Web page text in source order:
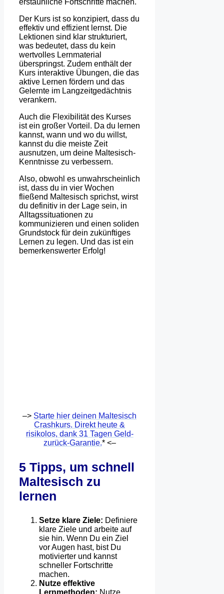
Der Kurs ist so konzipiert, dass du
effektiv und effizient lernst. Die
Lektionen sind klar strukturiert,
was bedeutet, dass du kein
wertvolles Lernmaterial
überspringst. Zudem enthält der
Kurs interaktive Übungen, die das
aktive Lernen fördern und das
Gelernte im Langzeitgedächtnis
verankern.
Auch die Flexibilität des Kurses
ist ein großer Vorteil. Da du lernen
kannst, wann und wo du willst,
kannst du die meiste Zeit
ausnutzen, um deine Maltesisch-
Kenntnisse zu verbessern.
Also, obwohl es unwahrscheinlich
ist, dass du in vier Wochen
fließend Maltesisch sprichst, wirst
du definitiv in der Lage sein, in
Alltagssituationen zu
kommunizieren und einen soliden
Grundstock für dein zukünftiges
Lernen zu legen. Und das ist ein
bemerkenswerter Erfolg!
–> Starte hier deinen Maltesisch
Crashkurs. Direkt heute &
risikolos, dank 31 Tagen Geld-
zurück-Garantie.* <–
5 Tipps, um schnell
Maltesisch zu
lernen
Setze klare Ziele: Definiere
klare Ziele und arbeite auf
sie hin. Wenn Du ein Ziel
vor Augen hast, bist Du
motivierter und kannst
schneller Fortschritte
machen.
Nutze effektive
Lernmethoden: Nutze